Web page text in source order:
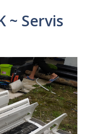
~ Servis